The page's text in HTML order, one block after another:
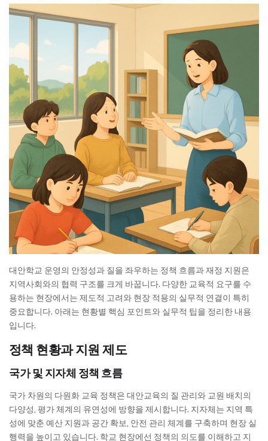
대안학교 운영의 안정성과 질을 좌우하는 정책 흐름과 재정 지원은
지역사회와의 협력 구조를 크게 바꿉니다. 다양한 교육적 요구를 수
용하는 현장에서는 제도적 고려와 현장 적용의 실무적 연결이 특히
중요합니다. 아래는 현황별 핵심 포인트와 실무적 팁을 정리한 내용
입니다.
정책 현황과 지원 제도
국가 및 지자체 정책 흐름
국가 차원의 다원화 교육 정책은 대안교육의 질 관리와 교원 배치의
다양성, 평가 체계의 유연성에 방향을 제시합니다. 지자체는 지역 특
성에 맞춘 예산 지원과 공간 확보, 안전 관리 체계를 구축하며 현장 실
행력을 높이고 있습니다. 학교 현장에선 정책의 의도를 이해하고 지